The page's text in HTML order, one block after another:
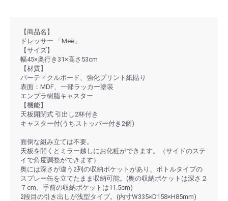
【商品名】
ドレッサー 「Mee」
【サイズ】
幅45×奥行き31×高さ53cm
【材質】
パーティクルボード、強化プリント紙貼り
表面：MDF、一部ラッカー塗装
エンプラ樹脂キャスター
【機能】
天板開閉式 引出し2杯付き
キャスター付(うちストッパー付き2個)
面倒な組み立ては不要。
天板を開くとミラー越しにお化粧ができます。（サイドのステ
イで角度調整ができます）
奥には深さが違う2列の収納ポケットがあり、ボトルタイプの
スプレー缶を立てたまま収納可能。(奥の収納ポケットは深さ２
７cm、手前の収納ポケットは11.5cm)
2段目の引き出しが浅型タイプ。(内寸W335×D158×H85mm)